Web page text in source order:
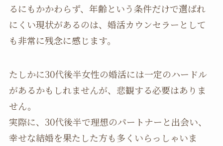
るにもかかわらず、年齢という条件だけで選ばれ
にくい現状があるのは、婚活カウンセラーとして
も非常に残念に感じます。
たしかに30代後半女性の婚活には一定のハードル
があるかもしれませんが、悲観する必要はありま
せん。
実際に、30代後半で理想のパートナーと出会い、
幸せな結婚を果たした方も多くいらっしゃいま